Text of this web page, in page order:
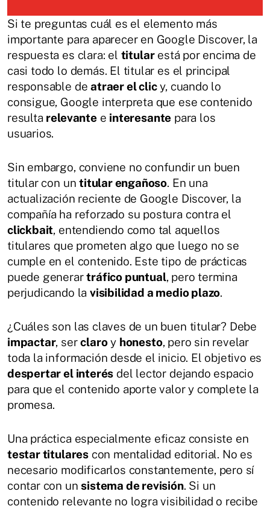
Si te preguntas cuál es el elemento más
importante para aparecer en Google Discover, la
respuesta es clara: el titularestá por encima de
casi todo lo demás. El titular es el principal
responsable deatraer el clicy, cuando lo
consigue, Google interpreta que ese contenido
resulta relevantee interesante para los
usuarios.
Sin embargo, conviene no confundir un buen
titular con untitular engañoso. En una
actualización reciente de Google Discover, la
compañía ha reforzado su postura contra el
clickbait, entendiendo como tal aquellos
titulares que prometen algo que luego no se
cumple en el contenido. Este tipo de prácticas
puede generartráfico puntual, pero termina
perjudicando la visibilidad a medio plazo.
¿Cuáles son las claves de un buen titular? Debe
impactar, serclaroy honesto, pero sin revelar
toda la información desde el inicio. El objetivo es
despertar el interés del lector dejando espacio
para que el contenido aporte valor y complete la
promesa.
Una práctica especialmente eficaz consiste en
testar titularescon mentalidad editorial. No es
necesario modificarlos constantemente, pero sí
contar con unsistema de revisión. Si un
contenido relevante no logra visibilidad o recibe